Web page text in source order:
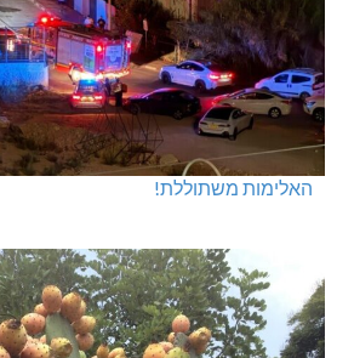
האלימות משתוללת!